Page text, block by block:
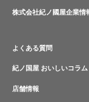
株式会社紀ノ國屋企業情
よくある質問
紀ノ国屋 おいしいコラム
店舗情報